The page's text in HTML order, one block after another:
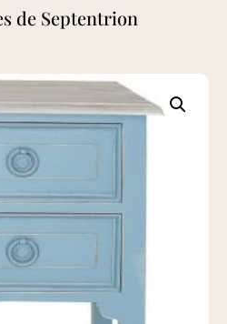
de Septentrion